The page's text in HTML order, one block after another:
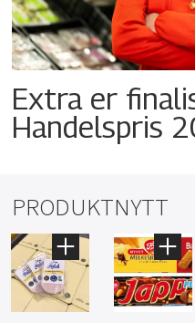
Extra er
Handelspris
PRODUKTNYTT